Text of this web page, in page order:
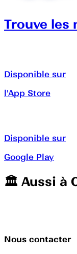
Trouve les
Disponible sur
l'App Store
Disponible sur
Google Play
🏛️️ Aussi à
Nous contacter